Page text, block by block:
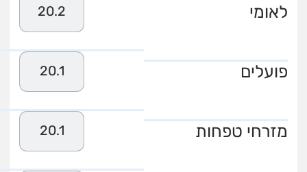
לאומי 20.2
פועלים 20.1
מזרחי טפחות 20.1